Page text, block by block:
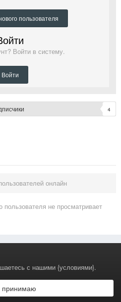
пользователя
Войти в систему.
Войти
4
онлайн
пользователя не просматривает
с нашими {условиями}.
принимаю